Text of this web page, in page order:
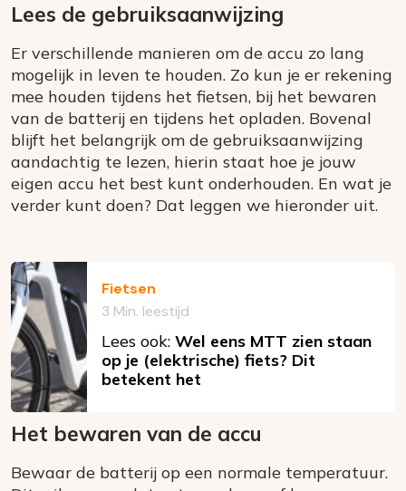
Lees de gebruiksaanwijzing
Er verschillende manieren om de accu zo lang
mogelijk in leven te houden. Zo kun je er rekening
mee houden tijdens het fietsen, bij het bewaren
van de batterij en tijdens het opladen. Bovenal
blijft het belangrijk om de gebruiksaanwijzing
aandachtig te lezen, hierin staat hoe je jouw
eigen accu het best kunt onderhouden. En wat je
verder kunt doen? Dat leggen we hieronder uit.
Fietsen
3 Min. leestijd
Lees ook: Wel eens MTT zien staan
op je (elektrische) fiets? Dit
betekent het
Het bewaren van de accu
Bewaar de batterij op een normale temperatuur.